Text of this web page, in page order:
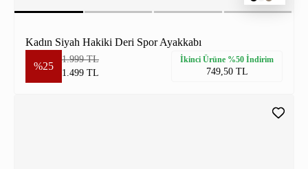
Kadın Siyah Hakiki Deri Spor Ayakkabı
%25
1.999 TL
1.499 TL
İkinci Ürüne %50 İndirim
749,50 TL